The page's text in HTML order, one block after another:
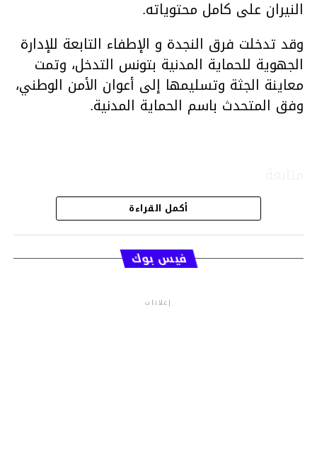
النيران على كامل محتوياته.
وقد تدخلت فرق النجدة و الإطفاء التابعة للإدارة
الجهوية للحماية المدنية بتونس التدخل، وتمت
معاينة الجثة وتسليمها إلى أعوان الأمن الوطني،
وفق المتحدث باسم الحماية المدنية.
قسم الاخبار
أكمل القراءة
فيس بوك
إعلانات